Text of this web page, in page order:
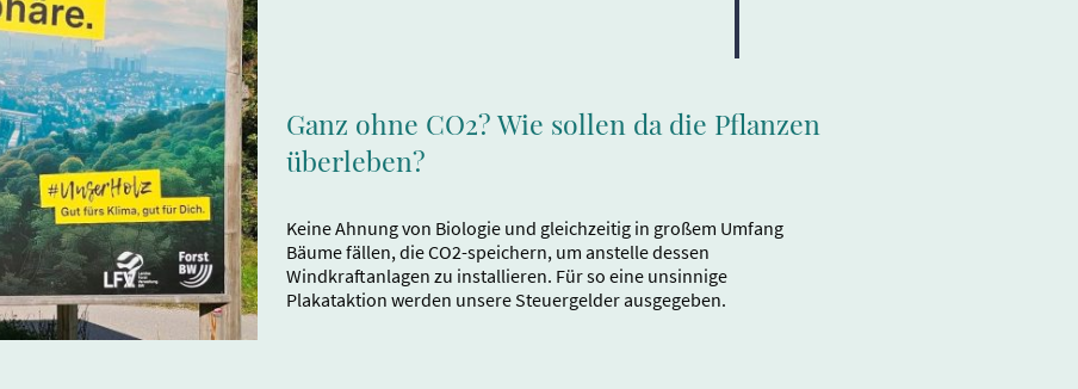
Ganz ohne CO2? Wie sollen da die Pflanzen
überleben?
Keine Ahnung von Biologie und gleichzeitig in großem Umfang
Bäume fällen, die CO2-speichern, um anstelle dessen
Windkraftanlagen zu installieren. Für so eine unsinnige
Plakataktion werden unsere Steuergelder ausgegeben.